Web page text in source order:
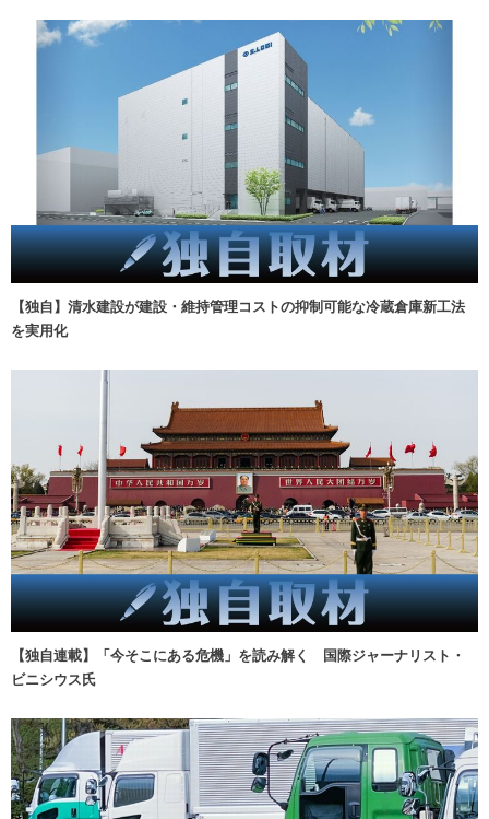
【独自】清水建設が建設・維持管理コストの抑制可能な冷蔵倉庫新工法
を実用化
【独自連載】「今そこにある危機」を読み解く 国際ジャーナリスト・
ビニシウス氏